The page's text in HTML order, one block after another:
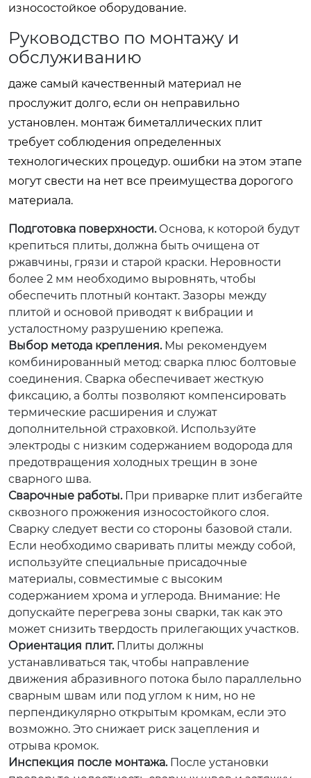
износостойкое оборудование.
Руководство по монтажу и
обслуживанию
даже самый качественный материал не
прослужит долго, если он неправильно
установлен. монтаж биметаллических плит
требует соблюдения определенных
технологических процедур. ошибки на этом этапе
могут свести на нет все преимущества дорогого
материала.
Подготовка поверхности.Основа, к которой будут
крепиться плиты, должна быть очищена от
ржавчины, грязи и старой краски. Неровности
более 2 мм необходимо выровнять, чтобы
обеспечить плотный контакт. Зазоры между
плитой и основой приводят к вибрации и
усталостному разрушению крепежа.
Выбор метода крепления.Мы рекомендуем
комбинированный метод: сварка плюс болтовые
соединения. Сварка обеспечивает жесткую
фиксацию, а болты позволяют компенсировать
термические расширения и служат
дополнительной страховкой. Используйте
электроды с низким содержанием водорода для
предотвращения холодных трещин в зоне
сварного шва.
Сварочные работы.При приварке плит избегайте
сквозного прожжения износостойкого слоя.
Сварку следует вести со стороны базовой стали.
Если необходимо сваривать плиты между собой,
используйте специальные присадочные
материалы, совместимые с высоким
содержанием хрома и углерода. Внимание: Не
допускайте перегрева зоны сварки, так как это
может снизить твердость прилегающих участков.
Ориентация плит.Плиты должны
устанавливаться так, чтобы направление
движения абразивного потока было параллельно
сварным швам или под углом к ним, но не
перпендикулярно открытым кромкам, если это
возможно. Это снижает риск зацепления и
отрыва кромок.
Инспекция после монтажа.После установки